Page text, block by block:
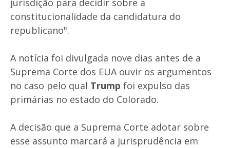
jurisdição para decidir sobre a
constitucionalidade da candidatura do
republicano".
A notícia foi divulgada nove dias antes de a
Suprema Corte dos EUA ouvir os argumentos
no caso pelo qual Trump foi expulso das
primárias no estado do Colorado.
A decisão que a Suprema Corte adotar sobre
esse assunto marcará a jurisprudência em